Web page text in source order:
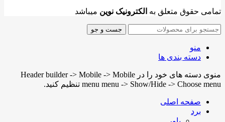
تمامی حقوق متعلق به الکترونیک نوین میباشد
جست و جو
منو
دسته بندی ها
منوی دسته های خود را در Header builder -> Mobile -> Mobile
menu menu -> Show/Hide -> Choose menu تنظیم کنید.
صفحه اصلی
برد